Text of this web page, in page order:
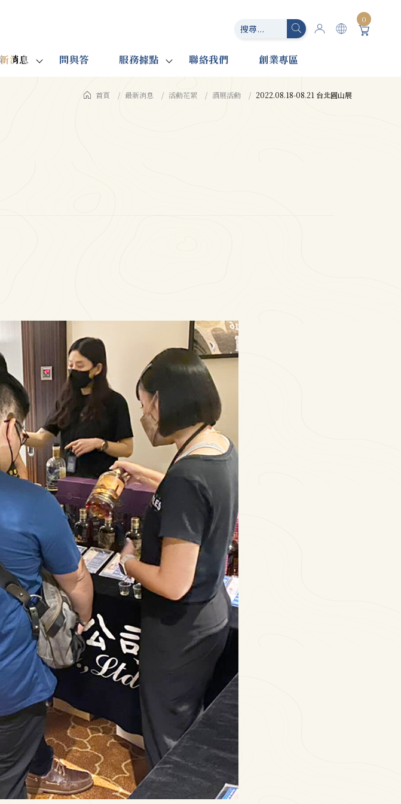
0
消息 問與答 服務據點 聯絡我們 創業專區
首頁 最新消息 活動花絮 酒展活動 2022.08.18-08.21 台北圓山展